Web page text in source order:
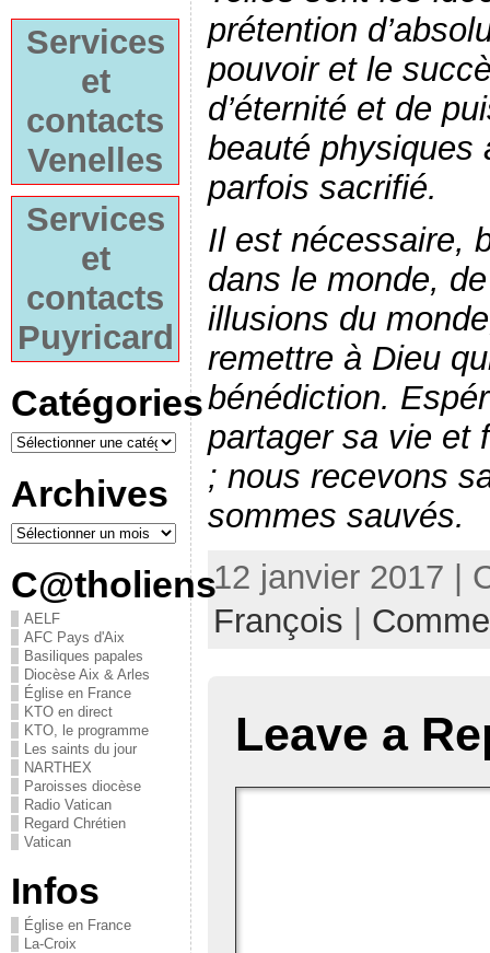
Services
et
contacts
Venelles
Services
et
contacts
Puyricard
Catégories
Archives
C@tholiens
AELF
AFC Pays d'Aix
Basiliques papales
Diocèse Aix & Arles
Église en France
KTO en direct
KTO, le programme
Les saints du jour
NARTHEX
Paroisses diocèse
Radio Vatican
Regard Chrétien
Vatican
Infos
Église en France
La-Croix
prétention
pouvoir et le
d’éternité et de
beauté physiques
parfois sacrifié.
Il est nécessaire,
dans le monde,
illusions du
remettre à Dieu
bénédiction.
partager sa vie et
; nous recevons
sommes sauvés.
12 janvier 2017 |
François
Leave a